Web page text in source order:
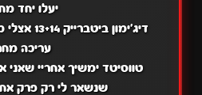
יעלו יחד
דיג'ימון
עריכה
שנשאר לי רק פרק